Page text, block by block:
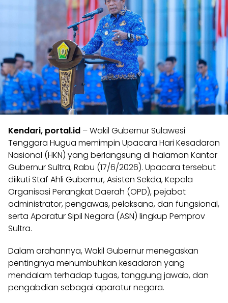
Kendari, portal.id – Wakil Gubernur Sulawesi
Tenggara Hugua memimpin Upacara Hari Kesadaran
Nasional (HKN) yang berlangsung di halaman Kantor
Gubernur Sultra, Rabu (17/6/2026). Upacara tersebut
diikuti Staf Ahli Gubernur, Asisten Sekda, Kepala
Organisasi Perangkat Daerah (OPD), pejabat
administrator, pengawas, pelaksana, dan fungsional,
serta Aparatur Sipil Negara (ASN) lingkup Pemprov
Sultra.
Dalam arahannya, Wakil Gubernur menegaskan
pentingnya menumbuhkan kesadaran yang
mendalam terhadap tugas, tanggung jawab, dan
pengabdian sebagai aparatur negara.